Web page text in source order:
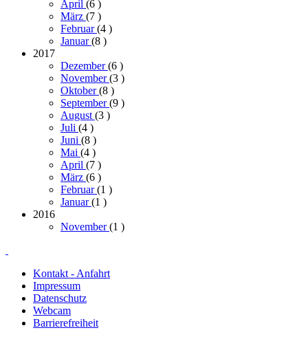
April (6 )
März (7 )
Februar(4 )
Januar(8 )
2017
Dezember(6 )
November(3 )
Oktober(8 )
September(9 )
August (3 )
Juli (4 )
Juni (8 )
Mai (4 )
April (7 )
März (6 )
Februar(1 )
Januar(1 )
2016
November(1 )
Kontakt - Anfahrt
Impressum
Datenschutz
Webcam
Barrierefreiheit